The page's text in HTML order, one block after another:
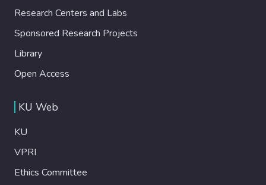
Research Centers and Labs
Sponsored Research Projects
Library
Open Access
KU Web
KU
VPRI
Ethics Committee